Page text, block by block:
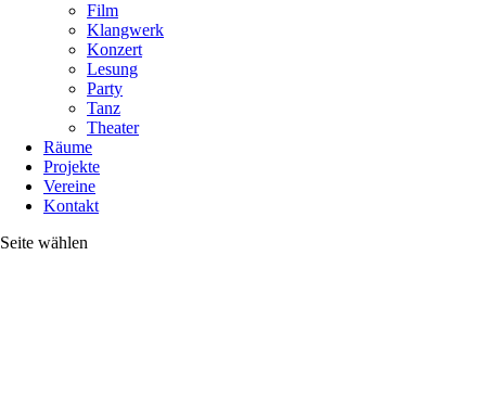
Film
Klangwerk
Konzert
Lesung
Party
Tanz
Theater
Räume
Projekte
Vereine
Kontakt
Seite wählen